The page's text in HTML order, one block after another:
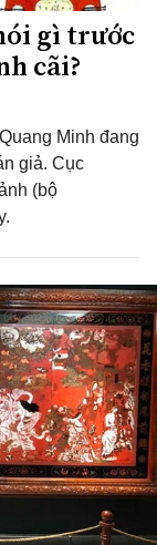
gì trước
cãi?
Minh đang
giả. Cục
(bộ